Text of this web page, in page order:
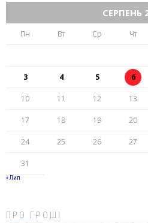
СЕРПЕНЬ
Пн Вт Ср Чт
3 4 5 6
10 11 12 13
17 18 19 20
24 25 26 27
31
« Лип
ПРО ГРОШІ